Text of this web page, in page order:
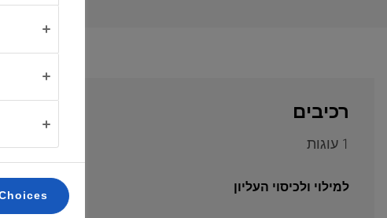
רכיבים
1 עוגות
למילוי ולכיסוי העליון